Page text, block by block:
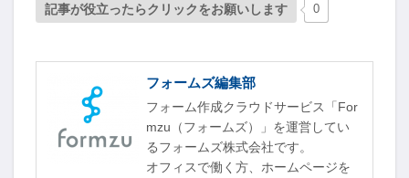
記事が役立ったらクリックをお願いします 0
フォームズ編集部
フォーム作成クラウドサービス「For
mzu（フォームズ）」を運営してい
るフォームズ株式会社です。
オフィスで働く方、ホームページを